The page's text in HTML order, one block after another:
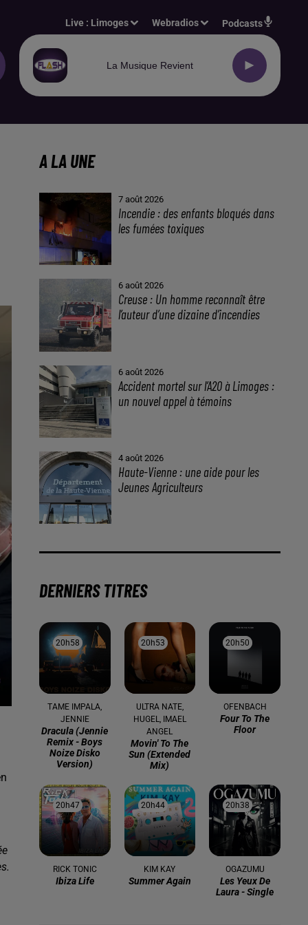
Live : Limoges Webradios Podcasts
La Musique Revient
A LA UNE
7 août 2026
Incendie : des enfants bloqués dans
les fumées toxiques
6 août 2026
Creuse : Un homme reconnaît être
l’auteur d’une dizaine d’incendies
6 août 2026
Accident mortel sur l’A20 à Limoges :
un nouvel appel à témoins
4 août 2026
Haute-Vienne : une aide pour les
Jeunes Agriculteurs
DERNIERS TITRES
20h58
20h58
TAME IMPALA,
JENNIE
Dracula (jennie
Remix - Boys
Noize Disko
Version)
20h53
20h53
ULTRA NATE,
HUGEL, IMAEL
ANGEL
Movin' To The
Sun (extended
Mix)
20h50
20h50
OFENBACH
Four To The
Floor
20h47
20h47
RICK TONIC
Ibiza Life
20h44
20h44
KIM KAY
Summer Again
20h38
20h38
OGAZUMU
Les Yeux De
Laura - Single